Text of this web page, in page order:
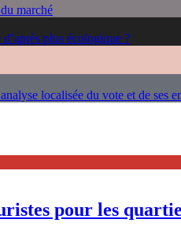
marché
plus écologique ?
localisée du vote et de ses
pour les